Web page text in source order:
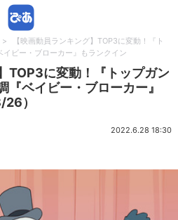
>
【映画動員ランキング】TOP3に変動！『ト
ビー・ブローカー』もランクイン
TOP3に変動！『トップガン
『ベイビー・ブローカー』
）
2022.6.28 18:30